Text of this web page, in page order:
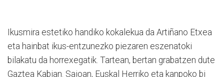
Ikusmira estetiko handiko kokalekua da Artiñano Etxea
eta hainbat ikus-entzunezko piezaren eszenatoki
bilakatu da horrexegatik. Tartean, bertan grabatzen dute
Gaztea Kabian. Saioan, Euskal Herriko eta kanpoko bi